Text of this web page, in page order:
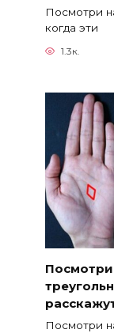
Посмотри
когда эти
1.3к.
Посмотри